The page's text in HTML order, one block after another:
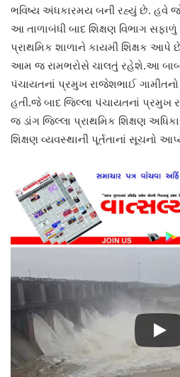
ભવિષ્ય અંધકારમય બની રહ્યું છે. હવે
આ તાળાબંધી બાદ શિક્ષણ વિભાગ સફાળું
પ્રાથમિક શાળાને કાયમી શિક્ષક આપે
આમ જ રામભરોસે ચાલતું રહેશે.આ
પંચાયતનાં પ્રમુખ રાજેશભાઈ ગામીતનો
હતી.જે બાદ જિલ્લા પંચાયતનાં પ્રમુખ
જ ડાંગ જિલ્લા પ્રાથમિક શિક્ષણ
શિક્ષણ વ્યવસ્થાની પૂર્તતાનાં સૂચનો